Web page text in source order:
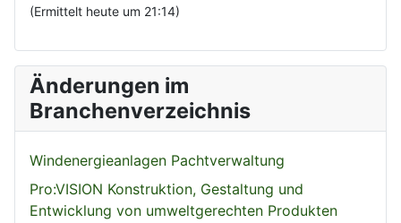
(Ermittelt heute um 21:14)
Änderungen im
Branchenverzeichnis
Windenergieanlagen Pachtverwaltung
Pro:VISION Konstruktion, Gestaltung und
Entwicklung von umweltgerechten Produkten